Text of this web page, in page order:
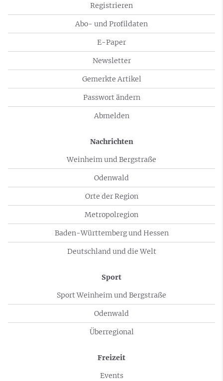
Registrieren
Abo- und Profildaten
E-Paper
Newsletter
Gemerkte Artikel
Passwort ändern
Abmelden
Nachrichten
Weinheim und Bergstraße
Odenwald
Orte der Region
Metropolregion
Baden-Württemberg und Hessen
Deutschland und die Welt
Sport
Sport Weinheim und Bergstraße
Odenwald
Überregional
Freizeit
Events